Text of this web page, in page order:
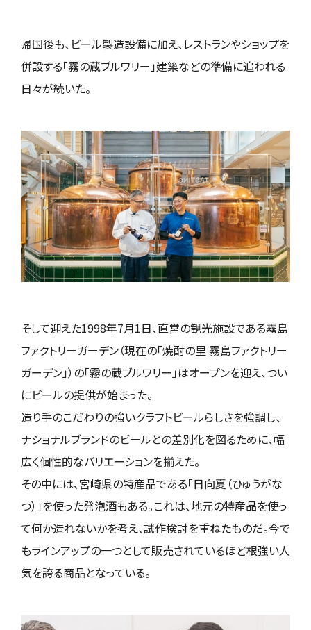
帰国後も、ビール製造設備に加え、レストランやショップを
併設する「霧の蔵ブルワリー」建築などの準備に追われる
日々が続いた。
そして迎えた1998年7月1日、直営の観光施設である霧島
ファクトリーガーデン（現在の「焼酎の里 霧島ファクトリー
ガーデン」）の「霧の蔵ブルワリー」はオープンを迎え、つい
にビールの提供が始まった。
造り手のこだわりの強いクラフトビールらしさを強調し、
ナショナルブランドのビールとの差別化を図るために、幅
広く個性的なバリエーションを揃えた。
その中には、宮崎県の特産品である「日向夏（ひゅうがな
つ）」を使った発泡酒もある。これは、地元の特産品を使っ
て何か造れないかを考え、試作検討を重ねたものだ。今で
もラインアップの一つとして販売されているほど根強い人
気を誇る商品となっている。